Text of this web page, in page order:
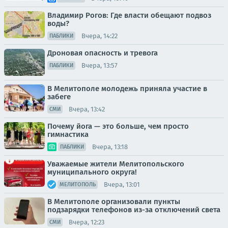
Владимир Рогов: Где власти обещают подвоз
воды?
ПАБЛИКИ Вчера, 14:22
Дроновая опасность и тревога
ПАБЛИКИ Вчера, 13:57
В Мелитополе молодежь приняла участие в
забеге
СМИ Вчера, 13:42
Почему йога — это больше, чем просто
гимнастика
ПАБЛИКИ Вчера, 13:18
Уважаемые жители Мелитопольского
муниципального округа!
МЕЛИТОПОЛЬ Вчера, 13:01
В Мелитополе организовали пункты
подзарядки телефонов из-за отключений света
СМИ Вчера, 12:23